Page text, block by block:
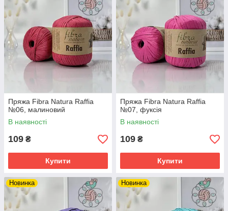
Пряжа Fibra Natura Raffia
№06, малиновий
В наявності
109 ₴
Купити
Пряжа Fibra Natura Raffia
№07, фуксія
В наявності
109 ₴
Купити
Новинка Новинка